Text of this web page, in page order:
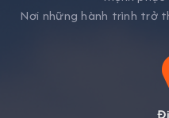
Nơi những hành trình trở